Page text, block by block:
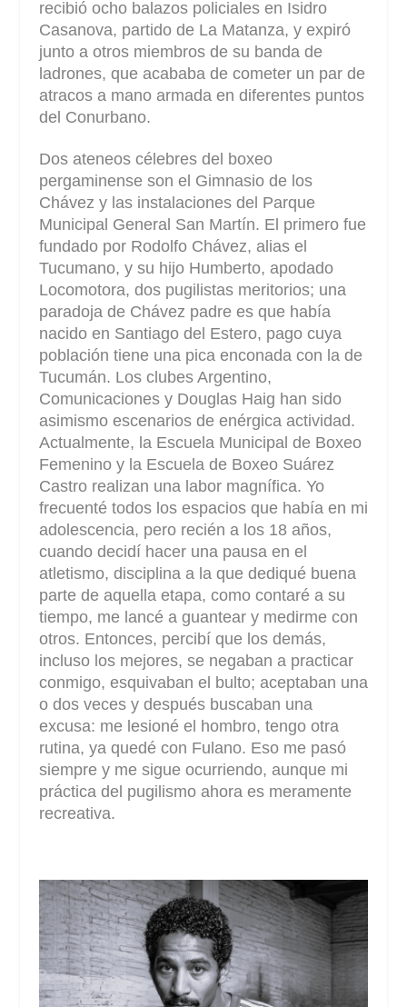
recibió ocho balazos policiales en Isidro
Casanova, partido de La Matanza, y expiró
junto a otros miembros de su banda de
ladrones, que acababa de cometer un par de
atracos a mano armada en diferentes puntos
del Conurbano.
Dos ateneos célebres del boxeo
pergaminense son el Gimnasio de los
Chávez y las instalaciones del Parque
Municipal General San Martín. El primero fue
fundado por Rodolfo Chávez, alias el
Tucumano, y su hijo Humberto, apodado
Locomotora, dos pugilistas meritorios; una
paradoja de Chávez padre es que había
nacido en Santiago del Estero, pago cuya
población tiene una pica enconada con la de
Tucumán. Los clubes Argentino,
Comunicaciones y Douglas Haig han sido
asimismo escenarios de enérgica actividad.
Actualmente, la Escuela Municipal de Boxeo
Femenino y la Escuela de Boxeo Suárez
Castro realizan una labor magnífica. Yo
frecuenté todos los espacios que había en mi
adolescencia, pero recién a los 18 años,
cuando decidí hacer una pausa en el
atletismo, disciplina a la que dediqué buena
parte de aquella etapa, como contaré a su
tiempo, me lancé a guantear y medirme con
otros. Entonces, percibí que los demás,
incluso los mejores, se negaban a practicar
conmigo, esquivaban el bulto; aceptaban una
o dos veces y después buscaban una
excusa: me lesioné el hombro, tengo otra
rutina, ya quedé con Fulano. Eso me pasó
siempre y me sigue ocurriendo, aunque mi
práctica del pugilismo ahora es meramente
recreativa.